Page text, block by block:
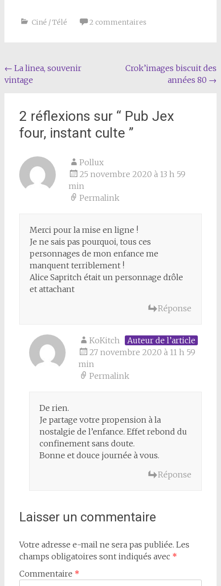
Ciné / Télé 2 commentaires
Navigation
de
← La linea, souvenir
vintage
Crok’images biscuit des
années 80 →
2 réflexions sur “ Pub Jex
four, instant culte ”
Pollux
25 novembre 2020 à 13 h 59
min
Permalink
Merci pour la mise en ligne !
Je ne sais pas pourquoi, tous ces
personnages de mon enfance me
manquent terriblement !
Alice Sapritch était un personnage drôle
et attachant
Réponse
KoKitch
Auteur de l’article
27 novembre 2020 à 11 h 59
min
Permalink
De rien.
Je partage votre propension à la
nostalgie de l’enfance. Effet rebond du
confinement sans doute.
Bonne et douce journée à vous.
Réponse
Laisser un commentaire
Votre adresse e-mail ne sera pas publiée. Les
champs obligatoires sont indiqués avec *
Commentaire *